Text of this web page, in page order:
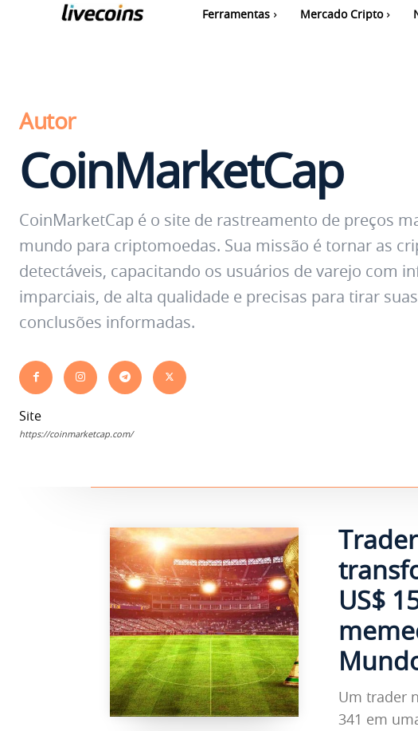
Ferramentas Mercado Cripto
Autor
CoinMarketCap
CoinMarketCap é o site de rastreamento de preços
mundo para criptomoedas. Sua missão é tornar as
detectáveis, capacitando os usuários de varejo com
imparciais, de alta qualidade e precisas para tirar
conclusões informadas.
Site
https://coinmarketcap.com/
US$
Um trader
341 em